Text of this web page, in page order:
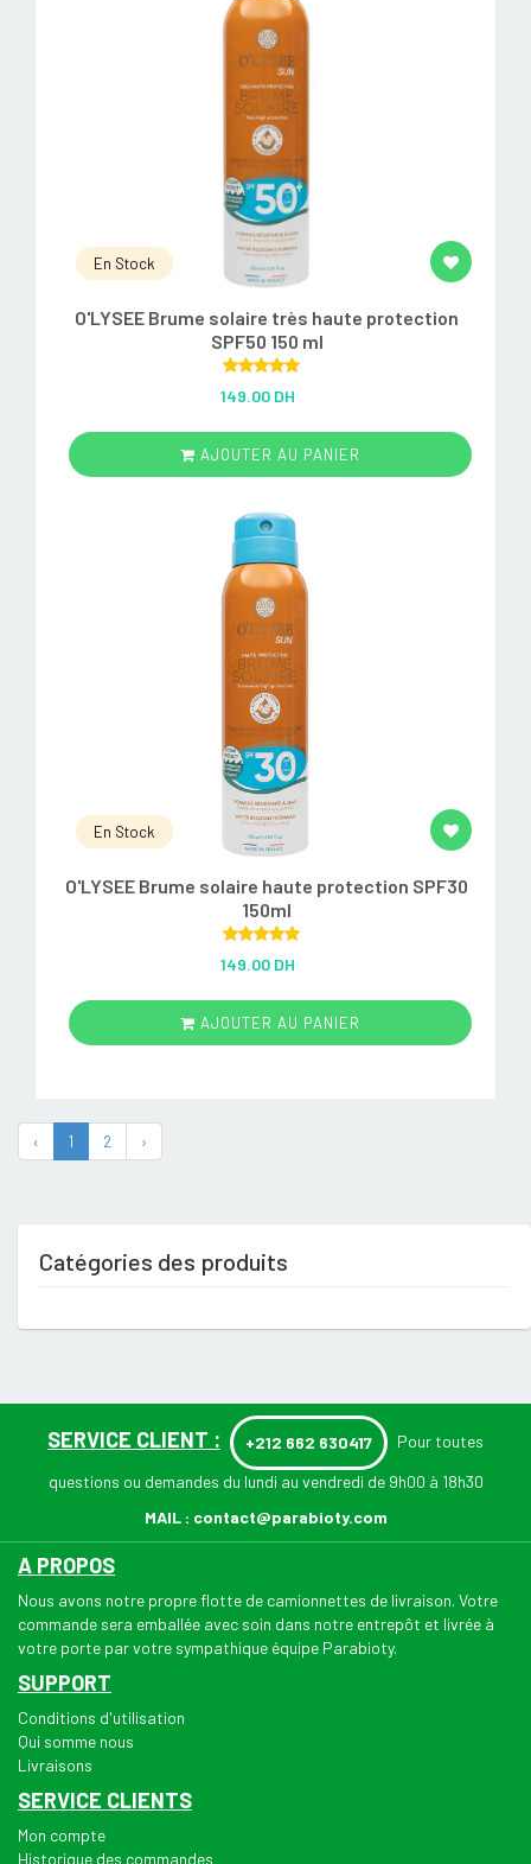
En Stock
O'LYSEE Brume solaire très haute protection
SPF50 150 ml
out of 5
149.00 DH
AJOUTER AU PANIER
En Stock
O'LYSEE Brume solaire haute protection SPF30
150ml
out of 5
149.00 DH
AJOUTER AU PANIER
‹ 1 2 ›
Catégories des produits
SERVICE CLIENT : +212 662 630417 Pour toutes
questions ou demandes du lundi au vendredi de 9h00 à 18h30
MAIL : contact@parabioty.com
A PROPOS
Nous avons notre propre flotte de camionnettes de livraison. Votre
commande sera emballée avec soin dans notre entrepôt et livrée à
votre porte par votre sympathique équipe Parabioty.
SUPPORT
Conditions d'utilisation
Qui somme nous
Livraisons
SERVICE CLIENTS
Mon compte
Historique des commandes